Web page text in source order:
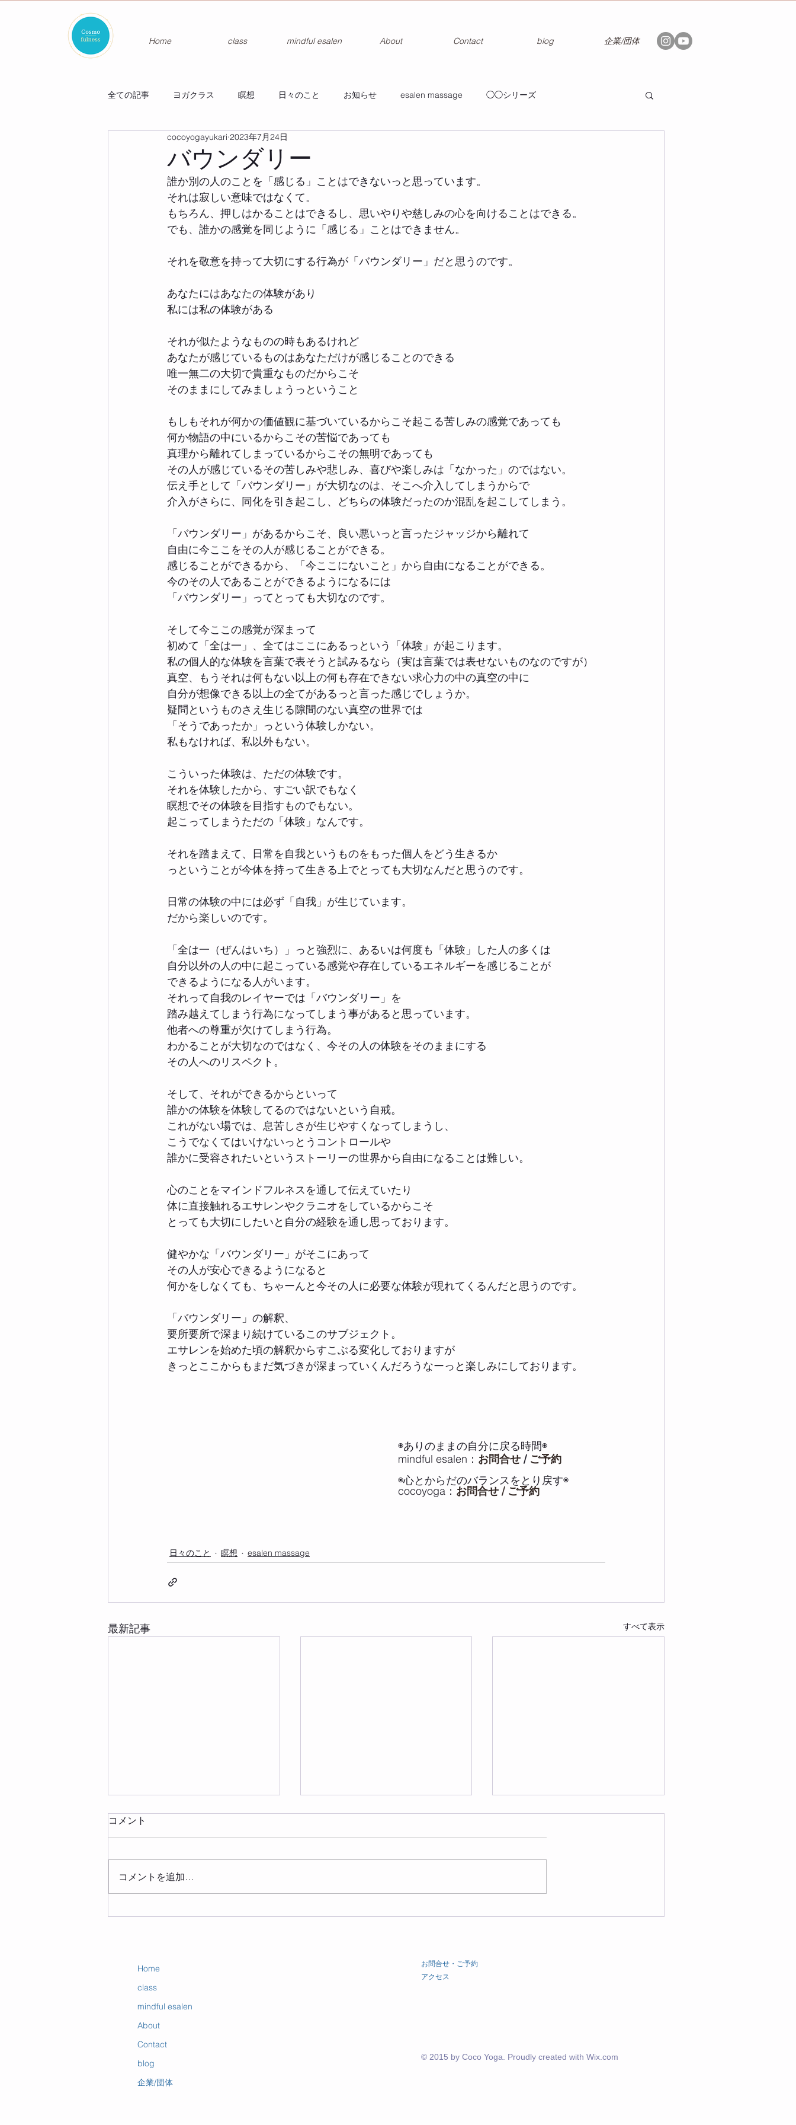
Home class mindful esalen About Contact blog 企業/団体
全ての記事 ヨガクラス 瞑想 日々のこと お知らせ esalen massage ◯◯シリーズ
バウンダリー
cocoyogayukari 2023年7月24日
誰か別の人のことを「感じる」ことはできないっと思っています。
それは寂しい意味ではなくて。
もちろん、押しはかることはできるし、思いやりや慈しみの心を向けることはできる。
でも、誰かの感覚を同じように「感じる」ことはできません。
それを敬意を持って大切にする行為が「バウンダリー」だと思うのです。
あなたにはあなたの体験があり
私には私の体験がある
それが似たようなものの時もあるけれど
あなたが感じているものはあなただけが感じることのできる
唯一無二の大切で貴重なものだからこそ
そのままにしてみましょうっということ
もしもそれが何かの価値観に基づいているからこそ起こる苦しみの感覚であっても
何か物語の中にいるからこその苦悩であっても
真理から離れてしまっているからこその無明であっても
その人が感じているその苦しみや悲しみ、喜びや楽しみは「なかった」のではない。
伝え手として「バウンダリー」が大切なのは、そこへ介入してしまうからで
介入がさらに、同化を引き起こし、どちらの体験だったのか混乱を起こしてしまう。
「バウンダリー」があるからこそ、良い悪いっと言ったジャッジから離れて
自由に今ここをその人が感じることができる。
感じることができるから、「今ここにないこと」から自由になることができる。
今のその人であることができるようになるには
「バウンダリー」ってとっても大切なのです。
そして今ここの感覚が深まって
初めて「全は一」、全てはここにあるっという「体験」が起こります。
私の個人的な体験を言葉で表そうと試みるなら（実は言葉では表せないものなのですが）
真空、もうそれは何もない以上の何も存在できない求心力の中の真空の中に
自分が想像できる以上の全てがあるっと言った感じでしょうか。
疑問というものさえ生じる隙間のない真空の世界では
「そうであったか」っという体験しかない。
私もなければ、私以外もない。
こういった体験は、ただの体験です。
それを体験したから、すごい訳でもなく
瞑想でその体験を目指すものでもない。
起こってしまうただの「体験」なんです。
それを踏まえて、日常を自我というものをもった個人をどう生きるか
っということが今体を持って生きる上でとっても大切なんだと思うのです。
日常の体験の中には必ず「自我」が生じています。
だから楽しいのです。
「全は一（ぜんはいち）」っと強烈に、あるいは何度も「体験」した人の多くは
自分以外の人の中に起こっている感覚や存在しているエネルギーを感じることが
できるようになる人がいます。
それって自我のレイヤーでは「バウンダリー」を
踏み越えてしまう行為になってしまう事があると思っています。
他者への尊重が欠けてしまう行為。
わかることが大切なのではなく、今その人の体験をそのままにする
その人へのリスペクト。
そして、それができるからといって
誰かの体験を体験してるのではないという自戒。
これがない場では、息苦しさが生じやすくなってしまうし、
こうでなくてはいけないっとうコントロールや
誰かに受容されたいというストーリーの世界から自由になることは難しい。
心のことをマインドフルネスを通して伝えていたり
体に直接触れるエサレンやクラニオをしているからこそ
とっても大切にしたいと自分の経験を通し思っております。
健やかな「バウンダリー」がそこにあって
その人が安心できるようになると
何かをしなくても、ちゃーんと今その人に必要な体験が現れてくるんだと思うのです。
「バウンダリー」の解釈、
要所要所で深まり続けているこのサブジェクト。
エサレンを始めた頃の解釈からすこぶる変化しておりますが
きっとここからもまだ気づきが深まっていくんだろうなーっと楽しみにしております。
◉ありのままの自分に戻る時間◉
mindful esalen： お問合せ / ご予約
◉心とからだのバランスをとり戻す◉
cocoyoga： お問合せ / ご予約
日々のこと 瞑想 esalen massage
最新記事 すべて表示
コメント
コメントを追加…
Home
class
mindful esalen
About
Contact
blog
企業/団体
​お問合せ・ご予約
​アクセス
© 2015 by Coco Yoga. Proudly created with Wix.com